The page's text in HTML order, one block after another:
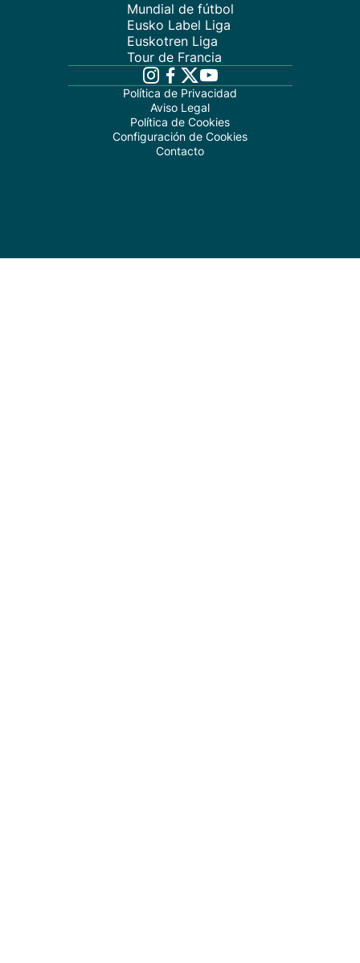
Mundial de fútbol
Eusko Label Liga
Euskotren Liga
Tour de Francia
Política de Privacidad
Aviso Legal
Política de Cookies
Configuración de Cookies
Contacto